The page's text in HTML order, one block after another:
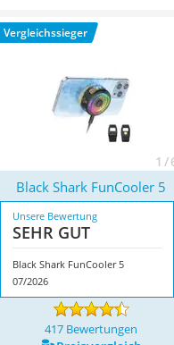
Lichtwecker
Acer Aspire
Gaming auch eine
Überzeugt hat uns hier im
Vergleichssieger
1 /
Black Shark FunCooler 5
Unsere Bewertung
SEHR GUT
Black Shark FunCooler 5
07/2026
417 Bewertungen